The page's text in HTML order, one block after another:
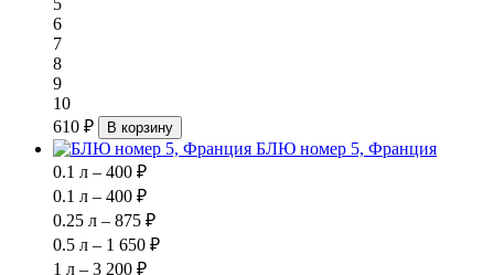
6
7
8
9
10
610 ₽
В корзину
БЛЮ номер 5, Франция
0.1 л – 400 ₽
0.1 л – 400 ₽
0.25 л – 875 ₽
0.5 л – 1 650 ₽
1 л – 3 200 ₽